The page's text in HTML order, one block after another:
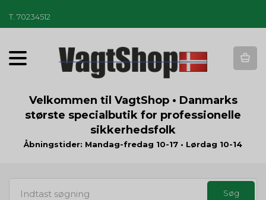
T 70234512
T
o
g
a
Velkommen til VagtShop • Danmarks
største specialbutik for professionelle
sikkerhedsfolk
Åbningstider: Mandag-fredag 10-17 • Lørdag 10-14